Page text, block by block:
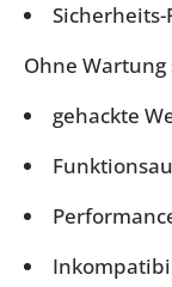
Sicherheits-
Ohne
gehackte